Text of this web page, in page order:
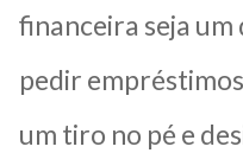
financeira seja
pedir
um tiro no pé e